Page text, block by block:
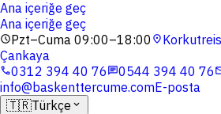
Ana içeriğe geç
Ana içeriğe geç
schedulePzt–Cuma 09:00–18:00 location_on
Çankaya
phone0312 394 40 76chat0544 394 40 76
info@baskenttercume.comE-posta
🇹🇷Türkçe expand_more